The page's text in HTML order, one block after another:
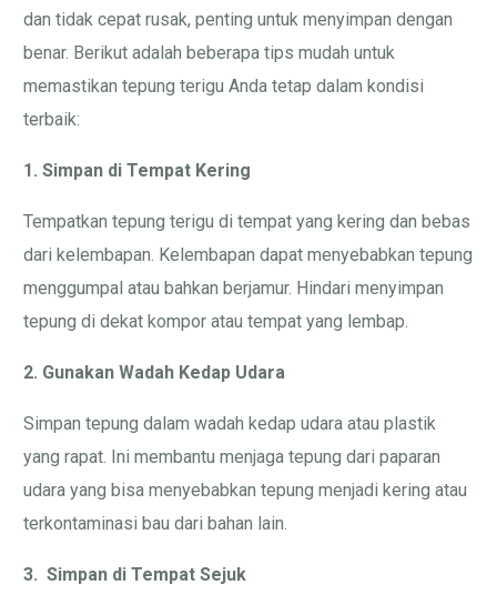
dan tidak cepat rusak, penting untuk menyimpan dengan
benar. Berikut adalah beberapa tips mudah untuk
memastikan tepung terigu Anda tetap dalam kondisi
terbaik:
1. Simpan di Tempat Kering
Tempatkan tepung terigu di tempat yang kering dan bebas
dari kelembapan. Kelembapan dapat menyebabkan tepung
menggumpal atau bahkan berjamur. Hindari menyimpan
tepung di dekat kompor atau tempat yang lembap.
2. Gunakan Wadah Kedap Udara
Simpan tepung dalam wadah kedap udara atau plastik
yang rapat. Ini membantu menjaga tepung dari paparan
udara yang bisa menyebabkan tepung menjadi kering atau
terkontaminasi bau dari bahan lain.
3. Simpan di Tempat Sejuk